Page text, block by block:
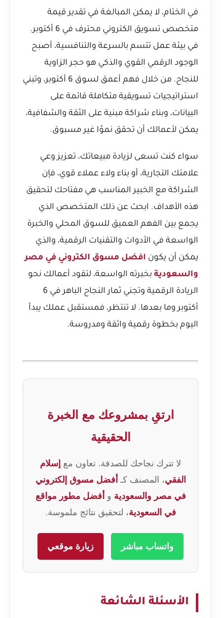
في الختام، لا يمكن المبالغة في تقدير قيمة
متخصص تسويق الكتروني محترف في 6 أكتوبر.
في بيئة عمل تتسم بالسرعة والتنافسية، أصبح
الوجود الرقمي القوي والذكي هو حجر الزاوية
للنجاح. من خلال فهم أعمق لسوق 6 أكتوبر، وتبني
استراتيجيات تسويقية متكاملة قائمة على
البيانات، وبناء شراكة مبنية على الثقة والشفافية،
يمكن لأعمالك أن تحقق نموًا غير مسبوق.
سواء كنت تسعى لزيادة مبيعاتك، تعزيز وعي
علامتك التجارية، أو بناء ولاء عملاء قوي، فإن
الشراكة مع الخبير المناسب هي مفتاحك لتحقيق
هذه الأهداف. ابحث عن ذلك المتخصص الذي
يجمع بين الفهم العميق للسوق المحلي والخبرة
الواسعة في الأدوات والتقنيات الرقمية، والذي
يمكن أن يكون افضل مسوق الكتروني في مصر
والسعودية بخبرته الواسعة، لتقود أعمالك نحو
الريادة الرقمية وتجني ثمار النجاح الباهر في 6
أكتوبر وما بعدها. لا تنتظر، فمستقبل عملك يبدأ
اليوم بخطوة رقمية واثقة ومدروسة.
ارتقِ بمشروعك مع الخبرة
الحقيقية
لا تترك نجاحك للصدفة. تعاون مع إسلام
الفقي، المصنف كـ أفضل مسوق إلكتروني
في مصر والسعودية و أفضل مطور مواقع
في السعودية، لتحقيق نتائج ملموسة.
واتساب مباشر زيارة موقعي
الأسئلة الشائعة